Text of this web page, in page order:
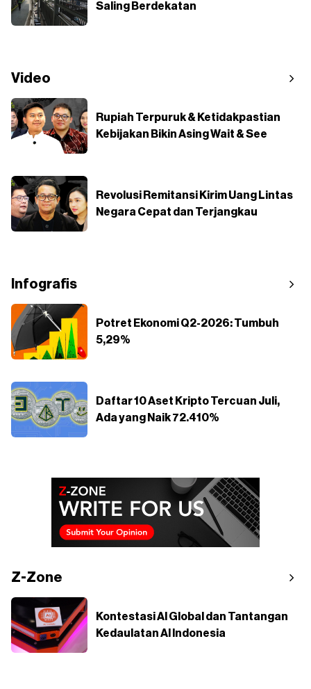
Saling Berdekatan
Video
Rupiah Terpuruk & Ketidakpastian
Kebijakan Bikin Asing Wait & See
Revolusi Remitansi Kirim Uang Lintas
Negara Cepat dan Terjangkau
Infografis
Potret Ekonomi Q2-2026: Tumbuh
5,29%
Daftar 10 Aset Kripto Tercuan Juli,
Ada yang Naik 72.410%
Z-Zone
Kontestasi AI Global dan Tantangan
Kedaulatan AI Indonesia